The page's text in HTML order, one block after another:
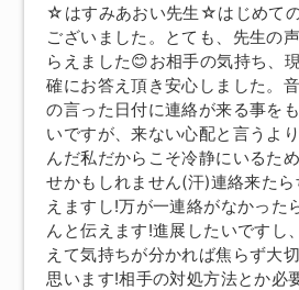
☆はすみあおい先生☆はじめて
ございました。とても、先生の
らえました😊お相手の気持ち、
確にお答え頂き安心しました。
の言った日付に連絡が来る事を
いですが、来ない心配と言うよ
んだ私だからこそ冷静にいるた
せかもしれません(汗)連絡来た
えますし!万が一連絡がなかった
んと伝えます!進展したいですし
えて気持ちが分かれば焦らず大
思います!相手の対処方法とか必